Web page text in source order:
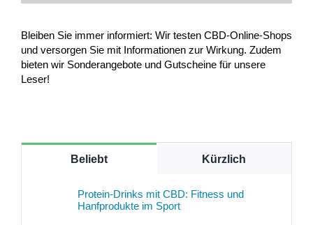
Bleiben Sie immer informiert: Wir testen CBD-Online-Shops
und versorgen Sie mit Informationen zur Wirkung. Zudem
bieten wir Sonderangebote und Gutscheine für unsere
Leser!
Beliebt Kürzlich
Protein-Drinks mit CBD: Fitness und
Hanfprodukte im Sport